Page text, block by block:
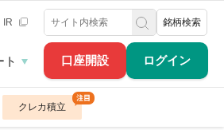
口座開設 ログイン
IR 銘柄検索
ト
クレカ積立